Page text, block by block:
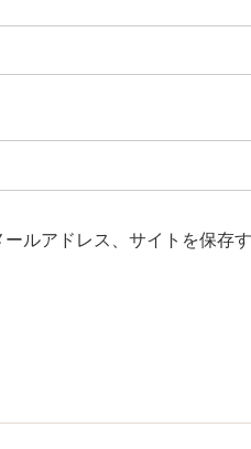
ルアドレス、サイトを保存す